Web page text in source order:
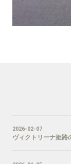
2026-02-07
ヴィクトリーナ姫路